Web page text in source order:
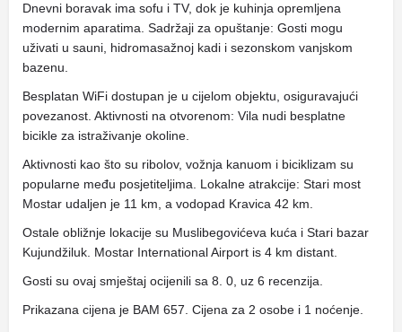
Dnevni boravak ima sofu i TV, dok je kuhinja opremljena
modernim aparatima. Sadržaji za opuštanje: Gosti mogu
uživati ​​u sauni, hidromasažnoj kadi i sezonskom vanjskom
bazenu.
Besplatan WiFi dostupan je u cijelom objektu, osiguravajući
povezanost. Aktivnosti na otvorenom: Vila nudi besplatne
bicikle za istraživanje okoline.
Aktivnosti kao što su ribolov, vožnja kanuom i biciklizam su
popularne među posjetiteljima. Lokalne atrakcije: Stari most
Mostar udaljen je 11 km, a vodopad Kravica 42 km.
Ostale obližnje lokacije su Muslibegovićeva kuća i Stari bazar
Kujundžiluk. Mostar International Airport is 4 km distant.
Gosti su ovaj smještaj ocijenili sa 8. 0, uz 6 recenzija.
Prikazana cijena je BAM 657. Cijena za 2 osobe i 1 noćenje.